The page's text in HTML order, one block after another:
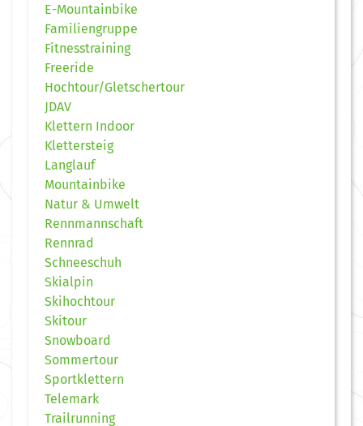
E-Mountainbike
Familiengruppe
Fitnesstraining
Freeride
Hochtour/Gletschertour
JDAV
Klettern Indoor
Klettersteig
Langlauf
Mountainbike
Natur & Umwelt
Rennmannschaft
Rennrad
Schneeschuh
Skialpin
Skihochtour
Skitour
Snowboard
Sommertour
Sportklettern
Telemark
Trailrunning